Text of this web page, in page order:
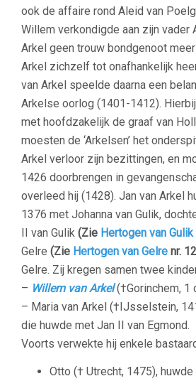
ook de affaire rond Aleid van
Willem verkondigde aan zijn vader
Arkel geen trouw bondgenoot
Arkel zichzelf tot onafhankelijk
van Arkel speelde daarna een
Arkelse oorlog (1401-1412).
met hoofdzakelijk de graaf van
moesten de ‘Arkelsen’ het
Arkel verloor zijn bezittingen, en
1426 doorbrengen in
overleed hij (1428). Jan van Arkel
1376 met Johanna van Gulik,
II van Gulik (Zie Hertogen van Gulik
Gelre (Zie Hertogen van Gelre nr.
Gelre. Zij kregen samen twee
– Willem van Arkel(†Gorinchem, 1
– Maria van Arkel (†IJsselstein,
die huwde met Jan II van Egmond.
Voorts verwekte hij enkele
Otto († Utrecht, 1475),